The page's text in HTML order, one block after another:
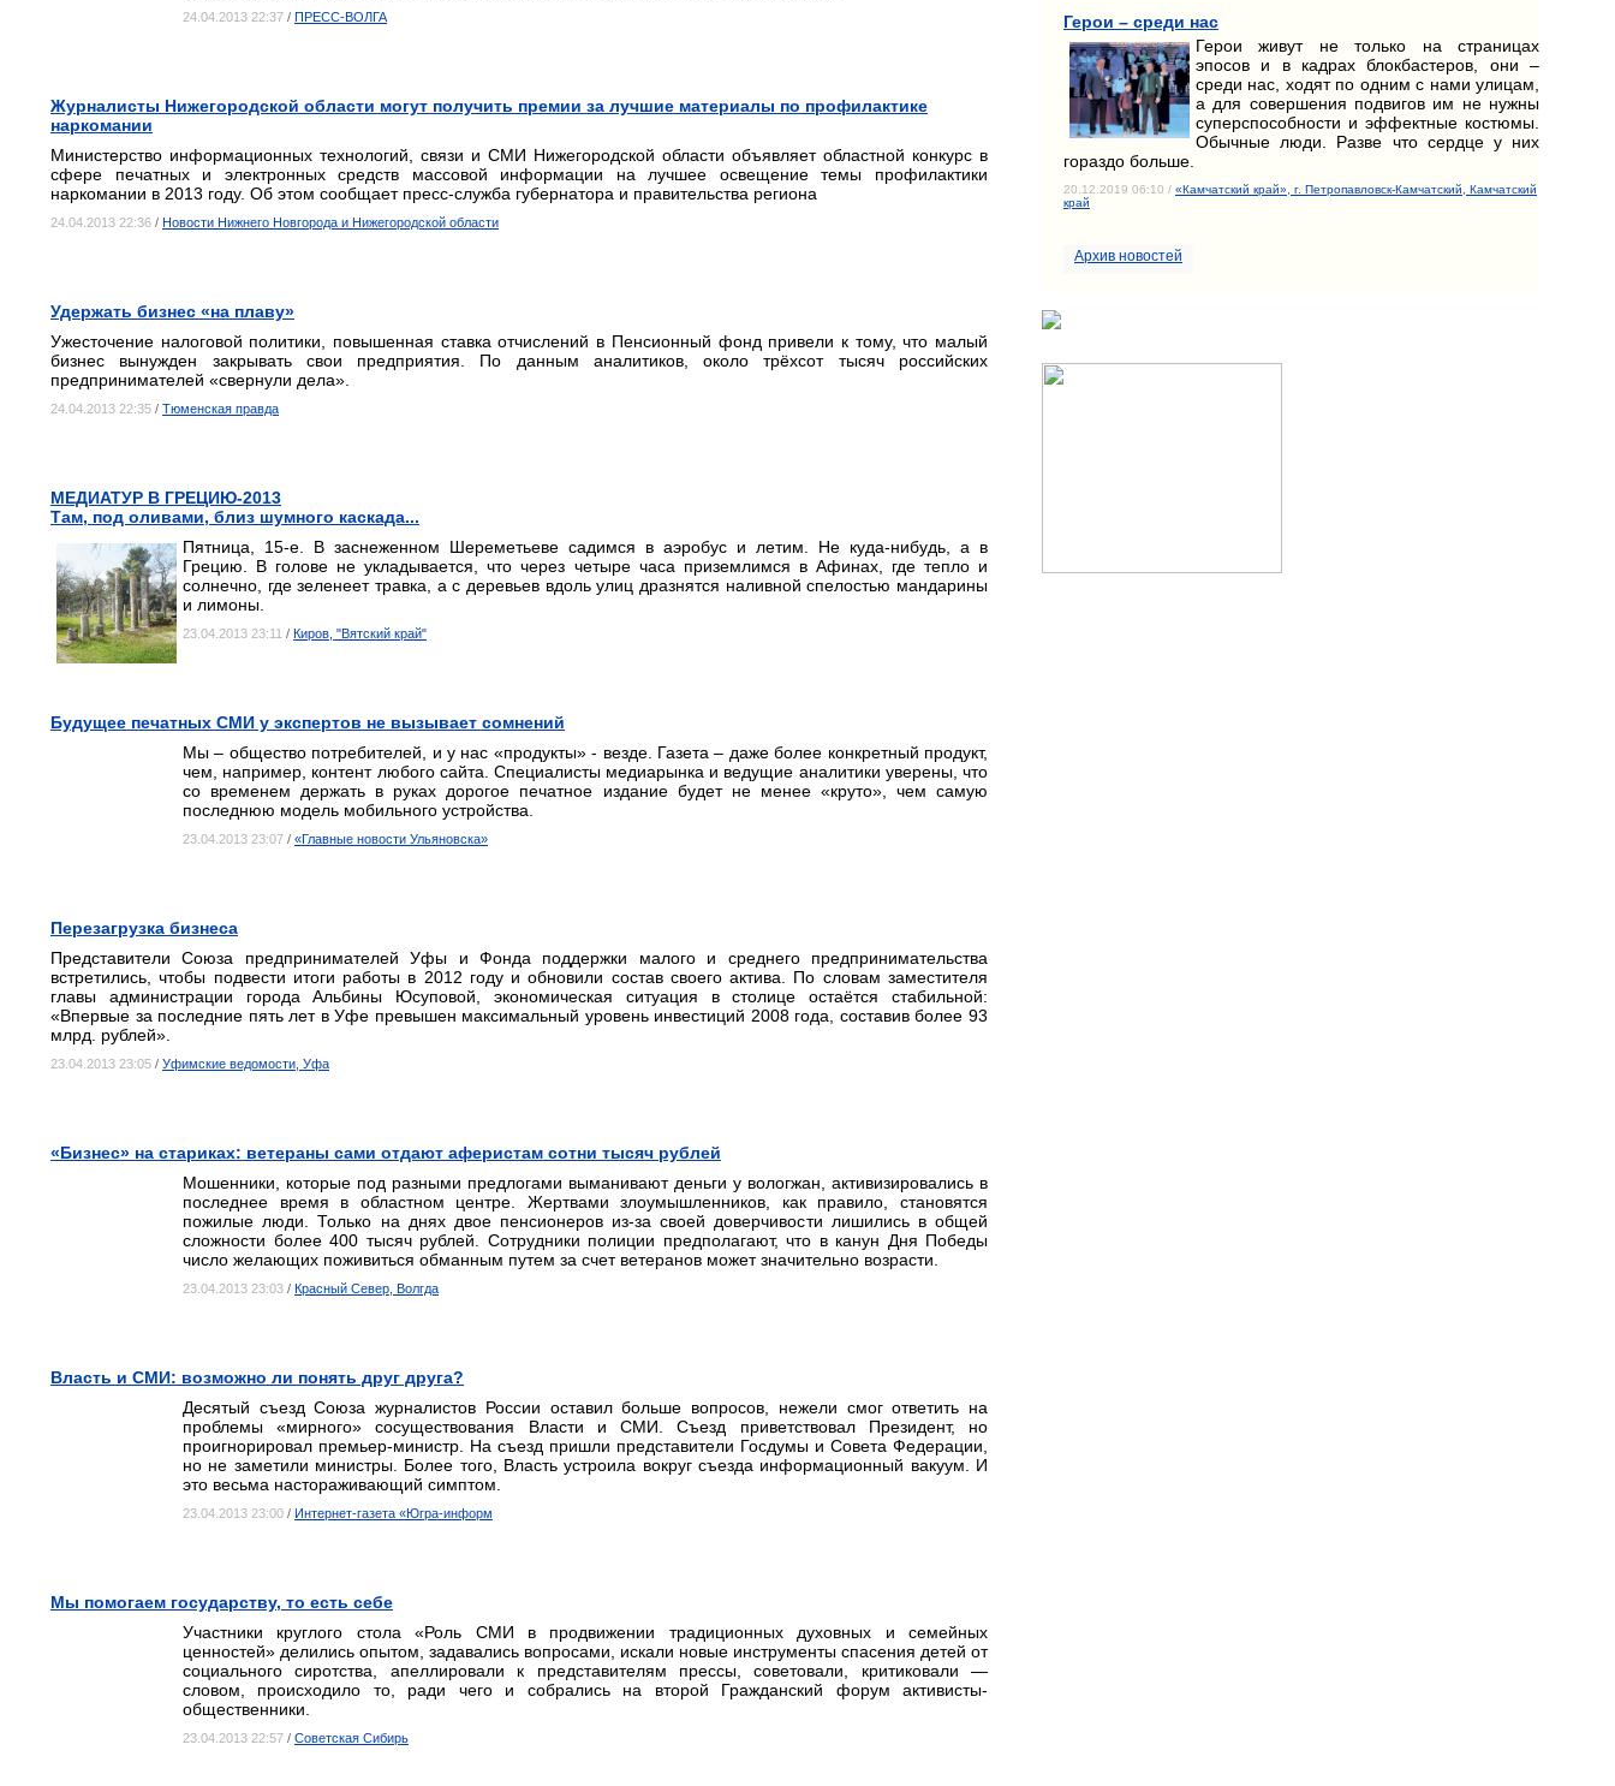
24.04.2013 22:37 / ПРЕСС-ВОЛГА
Журналисты Нижегородской области могут получить премии за лучшие материалы по профилактике
наркомании
Министерство информационных технологий, связи и СМИ Нижегородской области объявляет областной конкурс в
сфере печатных и электронных средств массовой информации на лучшее освещение темы профилактики
наркомании в 2013 году. Об этом сообщает пресс-служба губернатора и правительства региона
24.04.2013 22:36 / Новости Нижнего Новгорода и Нижегородской области
Удержать бизнес «на плаву»
Ужесточение налоговой политики, повышенная ставка отчислений в Пенсионный фонд привели к тому, что малый
бизнес вынужден закрывать свои предприятия. По данным аналитиков, около трёхсот тысяч российских
предпринимателей «свернули дела».
24.04.2013 22:35 / Тюменская правда
МЕДИАТУР В ГРЕЦИЮ-2013
Там, под оливами, близ шумного каскада...
Пятница, 15-е. В заснеженном Шереметьеве садимся в аэробус и летим. Не куда-нибудь, а в
Грецию. В голове не укладывается, что через четыре часа приземлимся в Афинах, где тепло и
солнечно, где зеленеет травка, а с деревьев вдоль улиц дразнятся наливной спелостью мандарины
и лимоны.
23.04.2013 23:11 / Киров, "Вятский край"
Будущее печатных СМИ у экспертов не вызывает сомнений
Мы – общество потребителей, и у нас «продукты» - везде. Газета – даже более конкретный продукт,
чем, например, контент любого сайта. Специалисты медиарынка и ведущие аналитики уверены, что
со временем держать в руках дорогое печатное издание будет не менее «круто», чем самую
последнюю модель мобильного устройства.
23.04.2013 23:07 / «Главные новости Ульяновска»
Перезагрузка бизнеса
Представители Союза предпринимателей Уфы и Фонда поддержки малого и среднего предпринимательства
встретились, чтобы подвести итоги работы в 2012 году и обновили состав своего актива. По словам заместителя
главы администрации города Альбины Юсуповой, экономическая ситуация в столице остаётся стабильной:
«Впервые за последние пять лет в Уфе превышен максимальный уровень инвестиций 2008 года, составив более 93
млрд. рублей».
23.04.2013 23:05 / Уфимские ведомости, Уфа
«Бизнес» на стариках: ветераны сами отдают аферистам сотни тысяч рублей
Мошенники, которые под разными предлогами выманивают деньги у вологжан, активизировались в
последнее время в областном центре. Жертвами злоумышленников, как правило, становятся
пожилые люди. Только на днях двое пенсионеров из-за своей доверчивости лишились в общей
сложности более 400 тысяч рублей. Сотрудники полиции предполагают, что в канун Дня Победы
число желающих поживиться обманным путем за счет ветеранов может значительно возрасти.
23.04.2013 23:03 / Красный Север, Волгда
Власть и СМИ: возможно ли понять друг друга?
Десятый съезд Союза журналистов России оставил больше вопросов, нежели смог ответить на
проблемы «мирного» сосуществования Власти и СМИ. Съезд приветствовал Президент, но
проигнорировал премьер-министр. На съезд пришли представители Госдумы и Совета Федерации,
но не заметили министры. Более того, Власть устроила вокруг съезда информационный вакуум. И
это весьма настораживающий симптом.
23.04.2013 23:00 / Интернет-газета «Югра-информ
Мы помогаем государству, то есть себе
Участники круглого стола «Роль СМИ в продвижении традиционных духовных и семейных
ценностей» делились опытом, задавались вопросами, искали новые инструменты спасения детей от
социального сиротства, апеллировали к представителям прессы, советовали, критиковали —
словом, происходило то, ради чего и собрались на второй Гражданский форум активисты-
общественники.
23.04.2013 22:57 / Советская Сибирь
Герои – среди нас
Герои живут не только на страницах
эпосов и в кадрах блокбастеров, они –
среди нас, ходят по одним с нами улицам,
а для совершения подвигов им не нужны
суперспособности и эффектные костюмы.
Обычные люди. Разве что сердце у них
гораздо больше.
20.12.2019 06:10 / «Камчатский край», г. Петропавловск-Камчатский, Камчатский
край
Архив новостей